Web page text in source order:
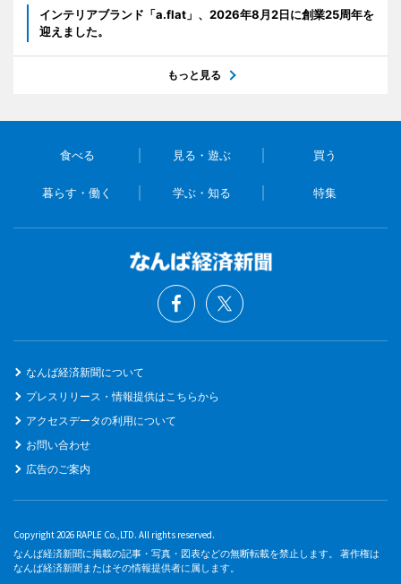
インテリアブランド「a.flat」、2026年8月2日に創業25周年を
迎えました。
もっと見る
食べる 見る・遊ぶ 買う
暮らす・働く 学ぶ・知る 特集
なんば経済新聞について
プレスリリース・情報提供はこちらから
アクセスデータの利用について
お問い合わせ
広告のご案内
Copyright 2026 RAPLE Co.,LTD. All rights reserved.
なんば経済新聞に掲載の記事・写真・図表などの無断転載を禁止します。 著作権は
なんば経済新聞またはその情報提供者に属します。